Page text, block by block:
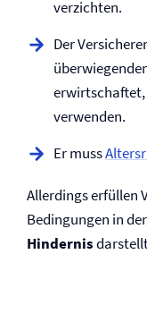
verzichten.
Der
erwirtschaftet,
verwenden.
Er muss
Allerdings erfüllen
Bedingungen in
Hindernis